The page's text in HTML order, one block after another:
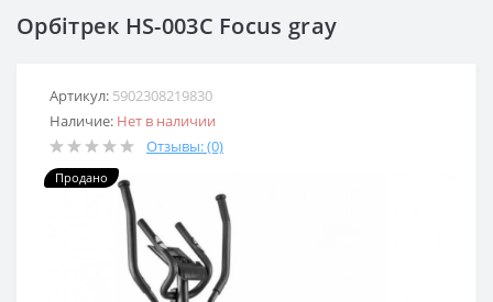
Орбітрек HS-003C Focus gray
Артикул: 5902308219830
Наличие: Нет в наличии
Отзывы: (0)
Продано